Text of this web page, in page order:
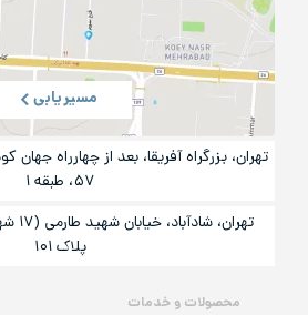
محصولات و خدمات
مسیریابی
تهران، بزرگراه آفریقا، بعد از چهارراه
۵۷، طبقه ۱
پلاک ۱۰۱